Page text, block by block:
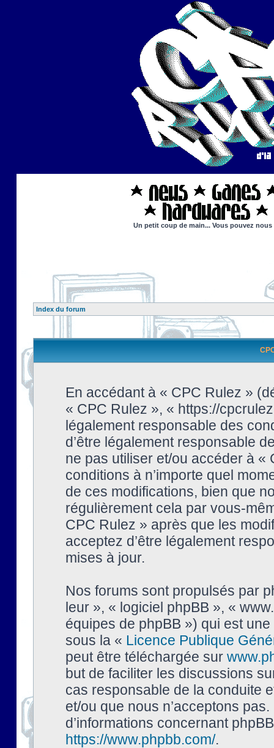
Un petit coup de main... Vous pouvez
Index du forum
En accédant à « CPC Rulez »
« CPC Rulez », « https://
légalement responsable des
d’être légalement responsable
ne pas utiliser et/ou accéder à
conditions à n’importe quel
de ces modifications, bien que
régulièrement cela par vous-
CPC Rulez » après que les
acceptez d’être légalement
mises à jour.
Nos forums sont propulsés par
leur », « logiciel phpBB », «
équipes de phpBB ») qui est
sous la « Licence Publique
peut être téléchargée sur
but de faciliter les discussions
cas responsable de la conduite
et/ou que nous n’acceptons
d’informations concernant
https://www.phpbb.com/.